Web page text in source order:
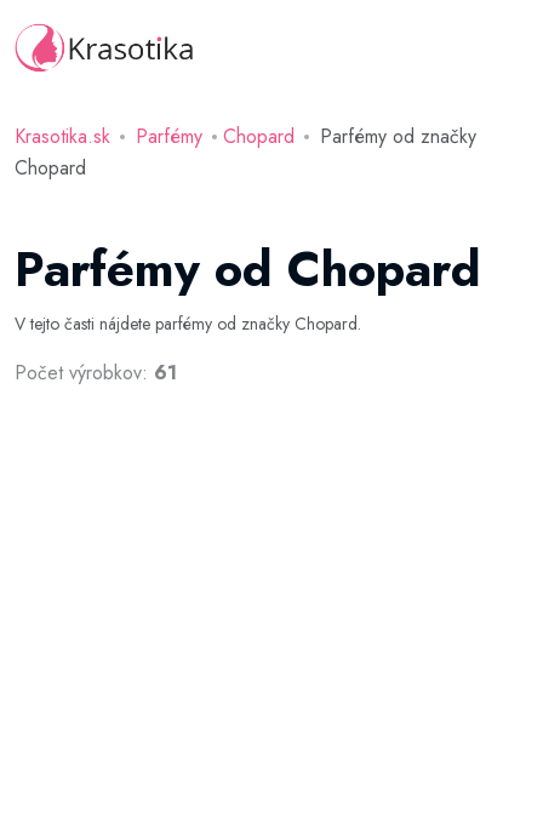
Krasotika.sk Parfémy Chopard
Parfémy od značky
Chopard
Parfémy od Chopard
V tejto časti nájdete parfémy od značky Chopard.
Počet výrobkov: 61